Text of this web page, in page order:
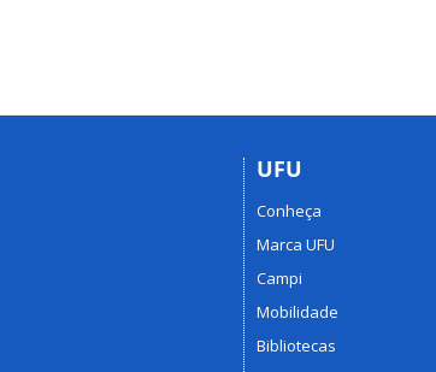
UFU
Conheça
Marca UFU
Campi
Mobilidade
Bibliotecas